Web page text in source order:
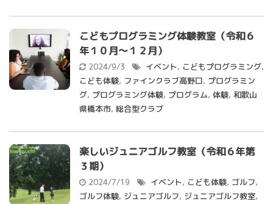
こどもプログラミング体験教室（令和６
年１０月～１２月）
2024/9/3 イベント, こどもプログラミング,
こども体験, ファインクラブ高野口, プログラミン
グ, プログラミング体験, プログラム, 体験, 和歌山
県橋本市, 総合型クラブ
楽しいジュニアゴルフ教室（令和６年第
３期）
2024/7/19 イベント, こども体験, ゴルフ,
ゴルフ体験, ジュニアゴルフ, ジュニアゴルフ教室,